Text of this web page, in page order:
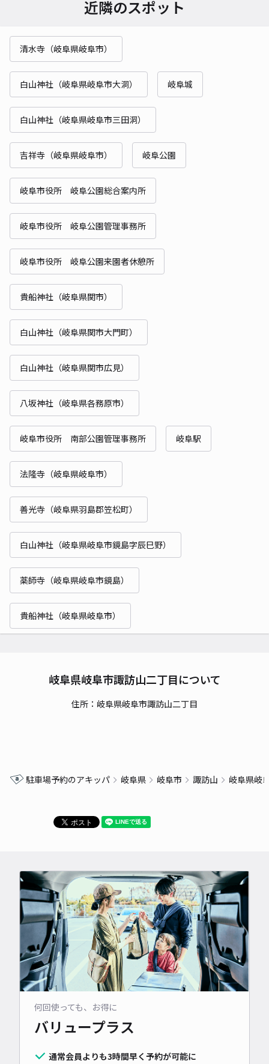
近隣のスポット
清水寺（岐阜県岐阜市）
白山神社（岐阜県岐阜市大洞） 岐阜城
白山神社（岐阜県岐阜市三田洞）
吉祥寺（岐阜県岐阜市） 岐阜公園
岐阜市役所 岐阜公園総合案内所
岐阜市役所 岐阜公園管理事務所
岐阜市役所 岐阜公園来園者休憩所
貴船神社（岐阜県関市）
白山神社（岐阜県関市大門町）
白山神社（岐阜県関市広見）
八坂神社（岐阜県各務原市）
岐阜市役所 南部公園管理事務所 岐阜駅
法隆寺（岐阜県岐阜市）
善光寺（岐阜県羽島郡笠松町）
白山神社（岐阜県岐阜市鏡島字辰巳野）
薬師寺（岐阜県岐阜市鏡島）
貴船神社（岐阜県岐阜市）
岐阜県岐阜市諏訪山二丁目について
住所：岐阜県岐阜市諏訪山二丁目
駐車場予約のアキッパ 岐阜県 岐阜市 諏訪山 岐阜県岐
何回使っても、お得に
バリュープラス
通常会員よりも3時間早く予約が可能に